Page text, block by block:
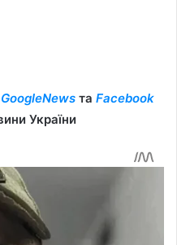
GoogleNews та Facebook
України